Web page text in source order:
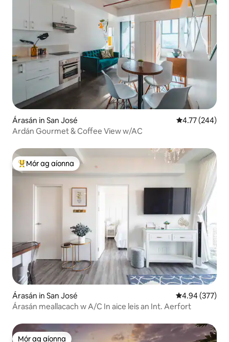
Árasán in San José Meánrátáil
4.77 (244)
Ardán Gourmet & Coffee View w/AC
An-mhór ag aíonna
Mór ag aíonna
Árasán in San José Meánrátáil
4.94 (377)
Árasán meallacach w A/C In aice leis an Int. Aerfort
Mór ag aíonna